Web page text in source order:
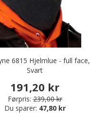
6815 Hjelmlue - full face,
Svart
191,20 kr
Førpris: 239,00 kr
Du sparer: 47,80 kr